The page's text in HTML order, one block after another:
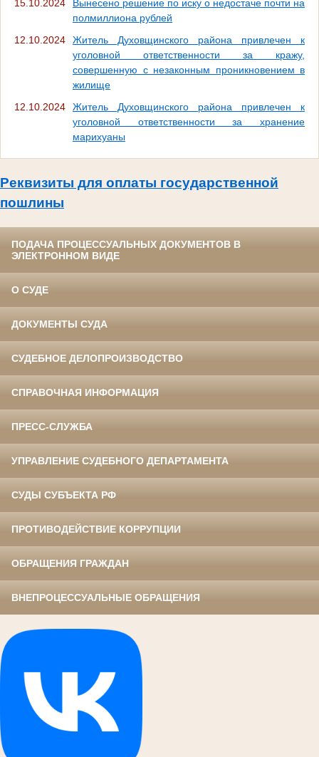
15.10.2024
Вынесено решение по иску о недостаче почти на
полмиллиона рублей
12.10.2024
Житель Духовщинского района привлечен к
уголовной ответственности за кражу,
совершенную с незаконным проникновением в
жилище
12.10.2024
Житель Духовщинского района привлечен к
уголовной ответственности за хранение
марихуаны
Реквизиты для оплаты государственной
пошлины
ПОДАЧА ПРОЦЕССУАЛЬНЫХ ДОКУМЕНТОВ В
ЭЛЕКТРОННОМ ВИДЕ
О СУДЕ
ДОКУМЕНТЫ СУДА
СУДЕБНОЕ ДЕЛОПРОИЗВОДСТВО
СПРАВОЧНАЯ ИНФОРМАЦИЯ
ПРЕСС-СЛУЖБА
УПРАВЛЕНИЕ СУДЕБНОГО ДЕПАРТАМЕНТА
СУДЫ СУБЪЕКТА РФ
ПРОТИВОДЕЙСТВИЕ КОРРУПЦИИ
ОБРАЩЕНИЯ ГРАЖДАН
ВНЕПРОЦЕССУАЛЬНЫЕ ОБРАЩЕНИЯ